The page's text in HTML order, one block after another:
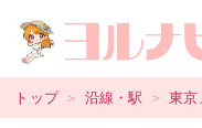
トップ ＞ 沿線・駅 ＞ 東京